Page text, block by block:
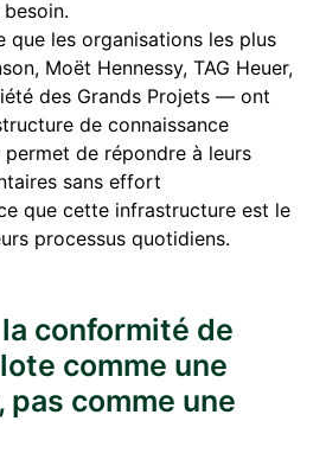
que les organisations les plus
Moët Hennessy, TAG Heuer,
des Grands Projets — ont
de connaissance
de répondre à leurs
sans effort
que cette infrastructure est le
processus quotidiens.
conformité de
comme une
comme une